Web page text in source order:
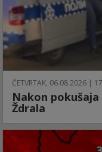
ČETVRTAK, 06.08.2026 |
Nakon
Ždrala